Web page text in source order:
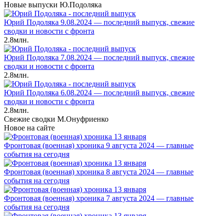
Новые выпуски Ю.Подоляка
Юрий Подоляка 9.08.2024 — последний выпуск, свежие
сводки и новости с фронта
2.8млн.
Юрий Подоляка 7.08.2024 — последний выпуск, свежие
сводки и новости с фронта
2.8млн.
Юрий Подоляка 6.08.2024 — последний выпуск, свежие
сводки и новости с фронта
2.8млн.
Свежие сводки М.Онуфриенко
Новое на сайте
Фронтовая (военная) хроника 9 августа 2024 — главные
события на сегодня
Фронтовая (военная) хроника 8 августа 2024 — главные
события на сегодня
Фронтовая (военная) хроника 7 августа 2024 — главные
события на сегодня